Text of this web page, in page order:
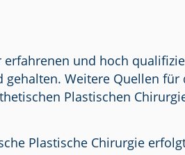
und hoch
Weitere Quellen
Plastischen
Plastische Chirurgie